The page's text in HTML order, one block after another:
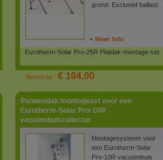
grond. Exclusief ballast.
Meer Info
Eurotherm-Solar Pro-25R Platdak-montage-set
Bestel nu : € 104,00
Pannendak montageset voor een
Eurotherm-Solar Pro-10R
vacuümbuiscollector
Montagesysteem voor
een Eurotherm-Solar
Pro-10R vacuümbuis